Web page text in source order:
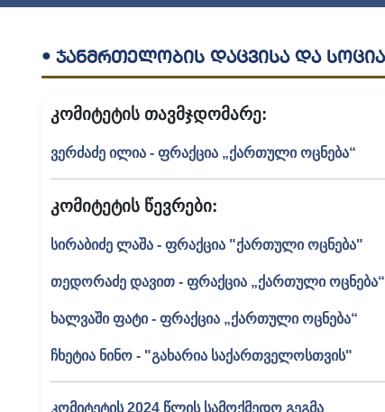
• ჯანმრთელობის დაცვისა და
კომიტეტის თავმჯდომარე:
ვერძაძე ილია - ფრაქცია „ქართული ოცნება“
კომიტეტის წევრები:
სირაბიძე ლაშა - ფრაქცია "ქართული ოცნება"
თედორაძე დავით - ფრაქცია „ქართული ოცნება“
ხალვაში ფატი - ფრაქცია „ქართული ოცნება“
ჩხეტია ნინო - "გახარია საქართველოსთვის"
კომიტეტის 2024 წლის სამოქმედო გეგმა